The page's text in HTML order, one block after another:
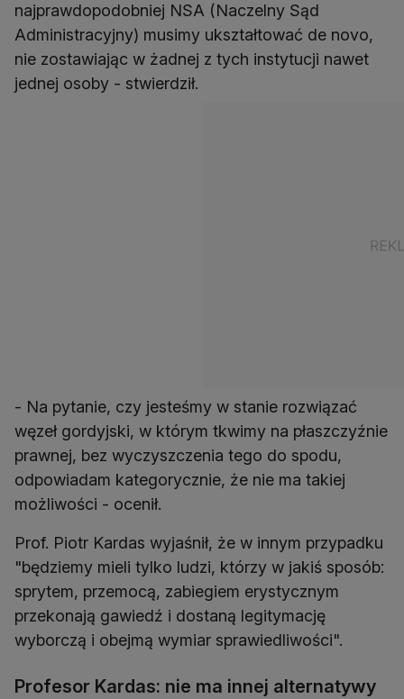
najprawdopodobniej NSA (Naczelny Sąd
Administracyjny) musimy ukształtować de novo,
nie zostawiając w żadnej z tych instytucji nawet
jednej osoby - stwierdził.
- Na pytanie, czy jesteśmy w stanie rozwiązać
węzeł gordyjski, w którym tkwimy na płaszczyźnie
prawnej, bez wyczyszczenia tego do spodu,
odpowiadam kategorycznie, że nie ma takiej
możliwości - ocenił.
Prof. Piotr Kardas wyjaśnił, że w innym przypadku
"będziemy mieli tylko ludzi, którzy w jakiś sposób:
sprytem, przemocą, zabiegiem erystycznym
przekonają gawiedź i dostaną legitymację
wyborczą i obejmą wymiar sprawiedliwości".
Profesor Kardas: nie ma innej alternatywy